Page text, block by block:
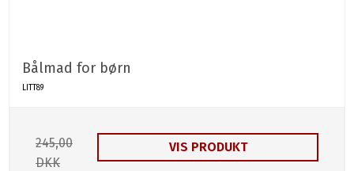
Bålmad for børn
LITT89
245,00
DKK
VIS PRODUKT